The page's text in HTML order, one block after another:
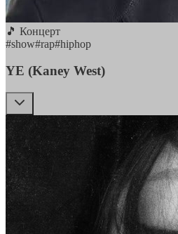
🎵 Концерт
#show#rap#hiphop
YE (Kaney West)